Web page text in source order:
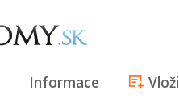
Informace